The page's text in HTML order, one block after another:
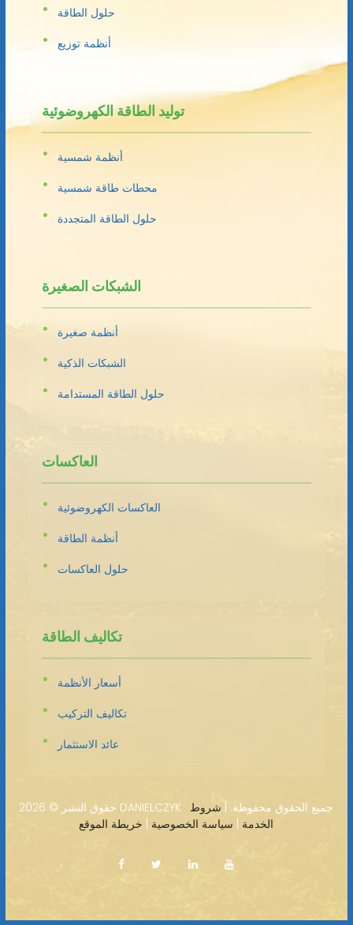
حلول الطاقة
أنظمة توزيع
توليد الطاقة الكهروضوئية
أنظمة شمسية
محطات طاقة شمسية
حلول الطاقة المتجددة
الشبكات الصغيرة
أنظمة صغيرة
الشبكات الذكية
حلول الطاقة المستدامة
العاكسات
العاكسات الكهروضوئية
أنظمة الطاقة
حلول العاكسات
تكاليف الطاقة
أسعار الأنظمة
تكاليف التركيب
عائد الاستثمار
حقوق النشر © 2026 DANIELCZYK · جميع الحقوق محفوظة. | شروط
الخدمة
سياسة الخصوصية خريطة الموقع